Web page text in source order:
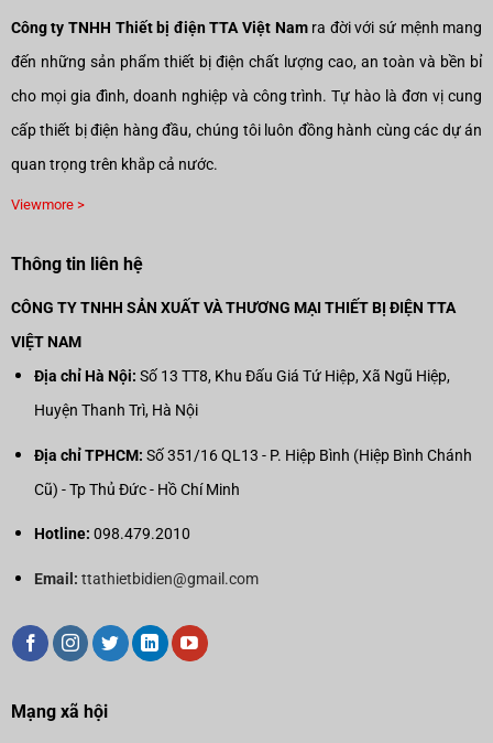
Công ty TNHH Thiết bị điện TTA Việt Namra đời với sứ mệnh mang
đến những sản phẩm thiết bị điện chất lượng cao, an toàn và bền bỉ
cho mọi gia đình, doanh nghiệp và công trình. Tự hào là đơn vị cung
cấp thiết bị điện hàng đầu, chúng tôi luôn đồng hành cùng các dự án
quan trọng trên khắp cả nước.
Viewmore >
Thông tin liên hệ
CÔNG TY TNHH SẢN XUẤT VÀ THƯƠNG MẠI THIẾT BỊ ĐIỆN TTA
VIỆT NAM
Địa chỉ Hà Nội: Số 13 TT8, Khu Đấu Giá Tứ Hiệp, Xã Ngũ Hiệp,
Huyện Thanh Trì, Hà Nội
Địa chỉ TPHCM: Số 351/16 QL13 - P. Hiệp Bình (Hiệp Bình Chánh
Cũ) - Tp Thủ Đức - Hồ Chí Minh
Hotline: 098.479.2010
Email: ttathietbidien@gmail.com
Mạng xã hội